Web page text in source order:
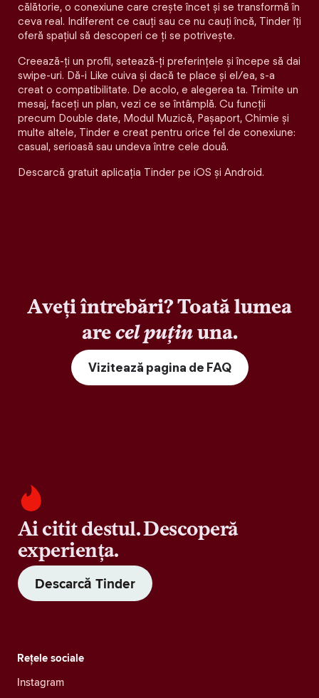
călătorie, o conexiune care crește încet și se transformă în
ceva real. Indiferent ce cauți sau ce nu cauți încă, Tinder îți
oferă spațiul să descoperi ce ți se potrivește.
Creează-ți un profil, setează-ți preferințele și începe să dai
swipe-uri. Dă-i Like cuiva și dacă te place și el/ea, s-a
creat o compatibilitate. De acolo, e alegerea ta. Trimite un
mesaj, faceți un plan, vezi ce se întâmplă. Cu funcții
precum Double date, Modul Muzică, Pașaport, Chimie și
multe altele, Tinder e creat pentru orice fel de conexiune:
casual, serioasă sau undeva între cele două.
Descarcă gratuit aplicația Tinder pe iOS și Android.
Aveți întrebări? Toată lumea
arecel puținuna.
Vizitează pagina de FAQ
Ai citit destul. Descoperă
experiența.
Descarcă Tinder
Rețele sociale
Instagram